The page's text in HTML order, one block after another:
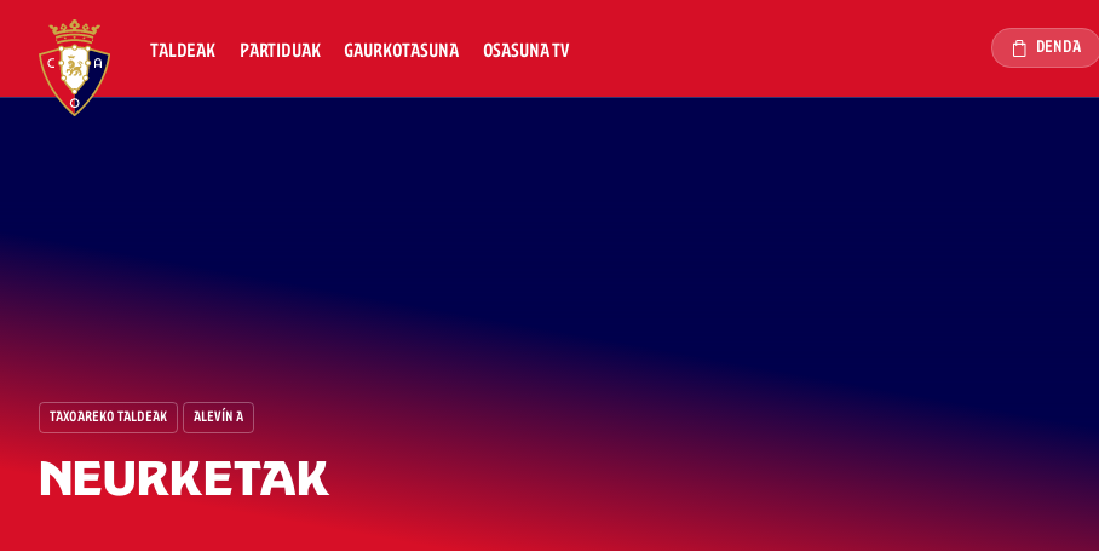
TALDEAK PARTIDUAK GAURKOTASUNA OSASUNA TV DENDA
TAXOAREKO TALDEAK ALEVÍN A
NEURKETAK